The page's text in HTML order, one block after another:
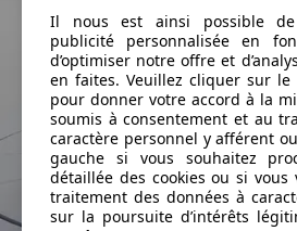
Il nous est ainsi possible
publicité personnalisée en
d’optimiser notre offre et
en faites. Veuillez cliquer sur
pour donner votre accord à la
soumis à consentement et au
caractère personnel y afférent
gauche si vous souhaitez
détaillée des cookies ou si vous
traitement des données à
sur la poursuite d’intérêts